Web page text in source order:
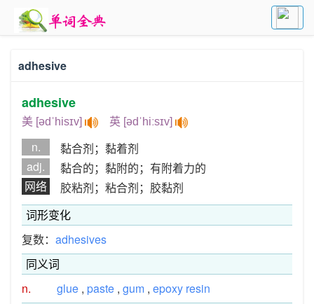
adhesive
adhesive
美 [ədˈhisɪv] 英 [ədˈhiːsɪv]
n.
黏合剂；黏着剂
adj.
黏合的；黏附的；有附着力的
网络
胶粘剂；粘合剂；胶黏剂
词形变化
复数： adhesives
同义词
n.
glue , paste , gum , epoxy resin